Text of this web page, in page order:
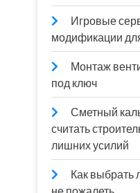
Игровые
модификации
Монтаж
под ключ
Сметный
считать
лишних усилий
Как выбрать